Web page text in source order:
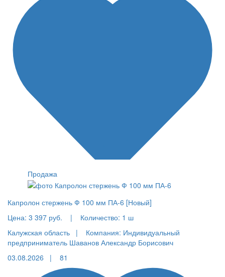
Продажа
Капролон стержень Ф 100 мм ПА-6 [Новый]
Цена: 3 397 руб. | Количество: 1 ш
Калужская область |
Компания: Индивидуальный
предприниматель Шаванов Александр Борисович
03.08.2026 |
81